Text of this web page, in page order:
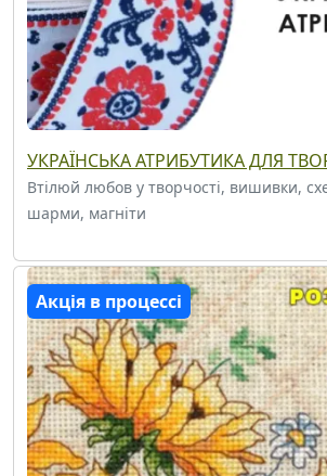
УКРАЇНСЬКА АТРИБУТИКА ДЛЯ
Втілюй любов у творчості, вишивки,
шарми, магніти
Акція в процессі